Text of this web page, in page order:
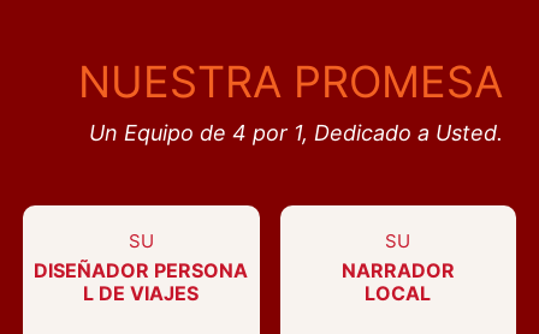
NUESTRA PROMESA
Un Equipo de 4 por 1, Dedicado a Usted.
SU
DISEÑADOR PERSONA
L DE VIAJES
SU
NARRADOR
LOCAL